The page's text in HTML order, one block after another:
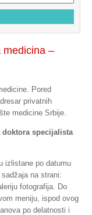
medicina –
Pored
privatnih
medicine Srbije.
specijalista
izlistane po datumu
na strani:
fotografija. Do
meniju, ispod ovog
po delatnosti i